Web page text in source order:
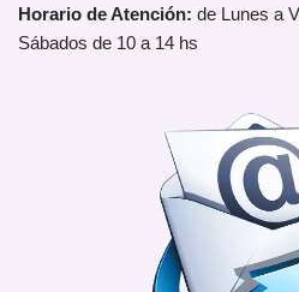
Horario de Atención: de Lunes a
Sábados de 10 a 14 hs